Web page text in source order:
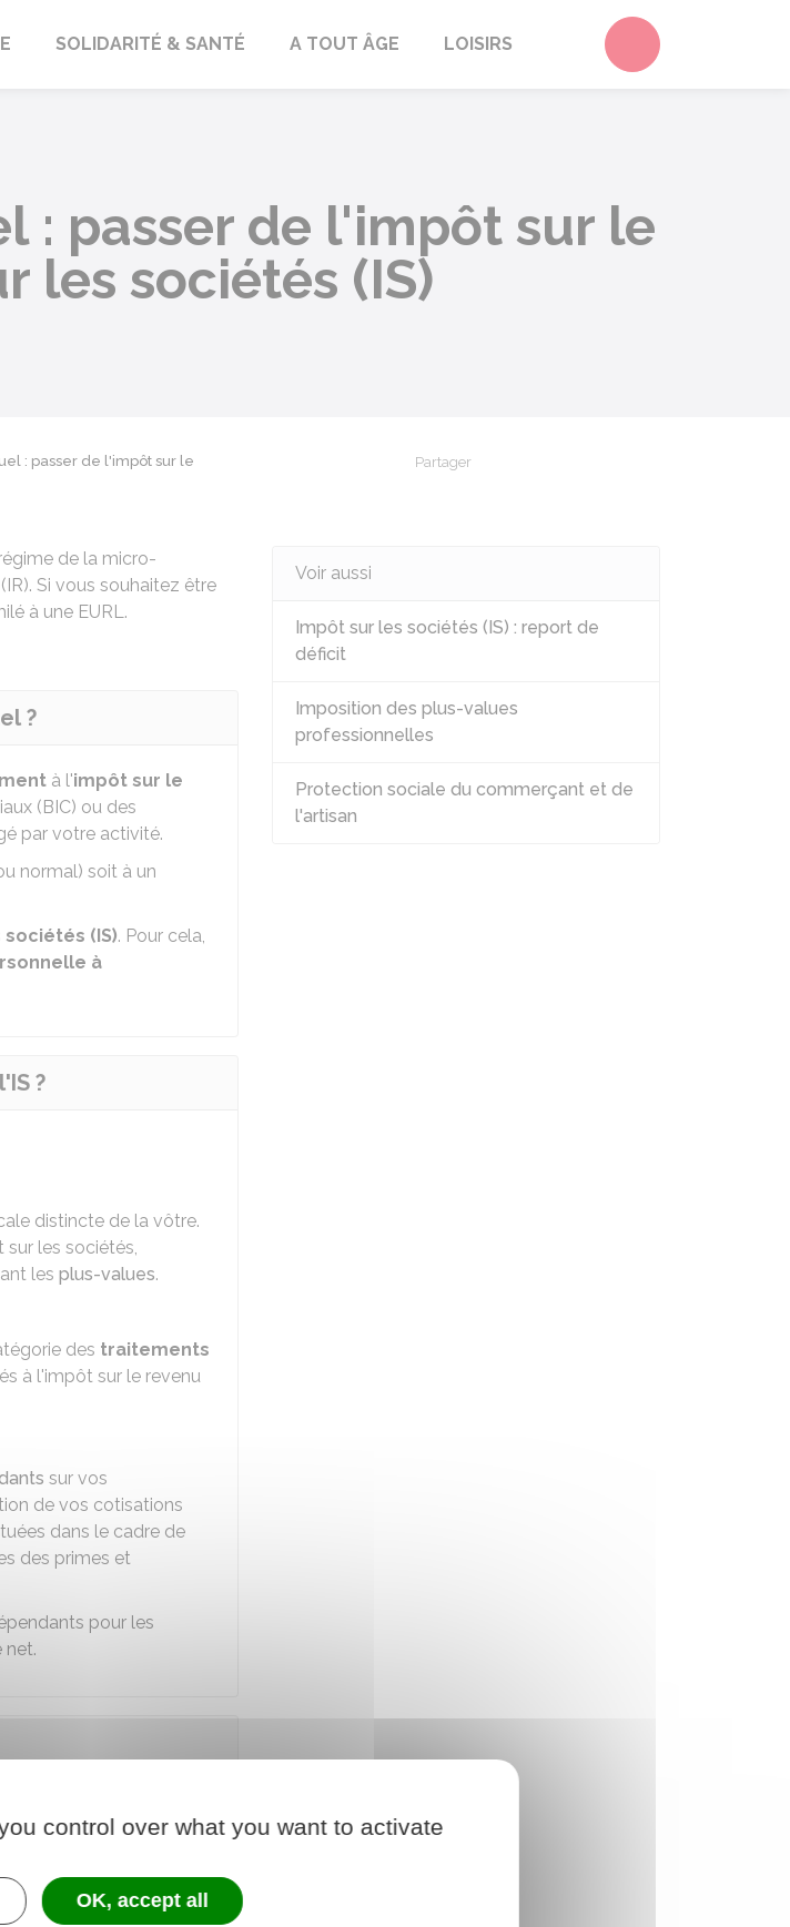
SOLIDARITÉ & SANTÉ A TOUT ÂGE LOISIRS Accéder au
: passer de l'impôt sur le
les sociétés (IS)
: passer de l'impôt sur le
Partager
de la micro-
Si vous souhaitez être
à une EURL.
?
à l'impôt sur le
(BIC) ou des
par votre activité.
normal) soit à un
(IS). Pour cela,
à
?
distincte de la vôtre.
les sociétés,
les plus-values.
des traitements
à l'impôt sur le revenu
sur vos
de vos cotisations
dans le cadre de
des primes et
pour les
net.
:
Voir aussi
Impôt sur les sociétés (IS) : report de
déficit
Imposition des plus-values
professionnelles
Protection sociale du commerçant et de
l'artisan
control over what you want to activate
OK, accept all